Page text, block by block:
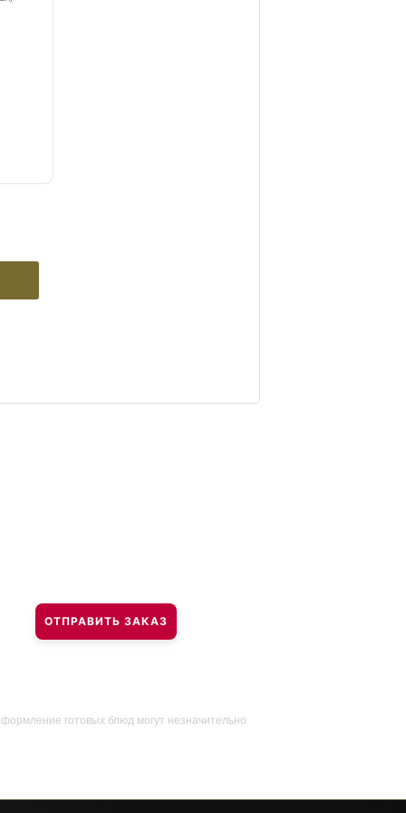
ОТПРАВИТЬ ЗАКАЗ
готовых блюд могут незначительно